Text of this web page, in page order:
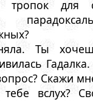
тропок для
Ты
Скажи
вслух?